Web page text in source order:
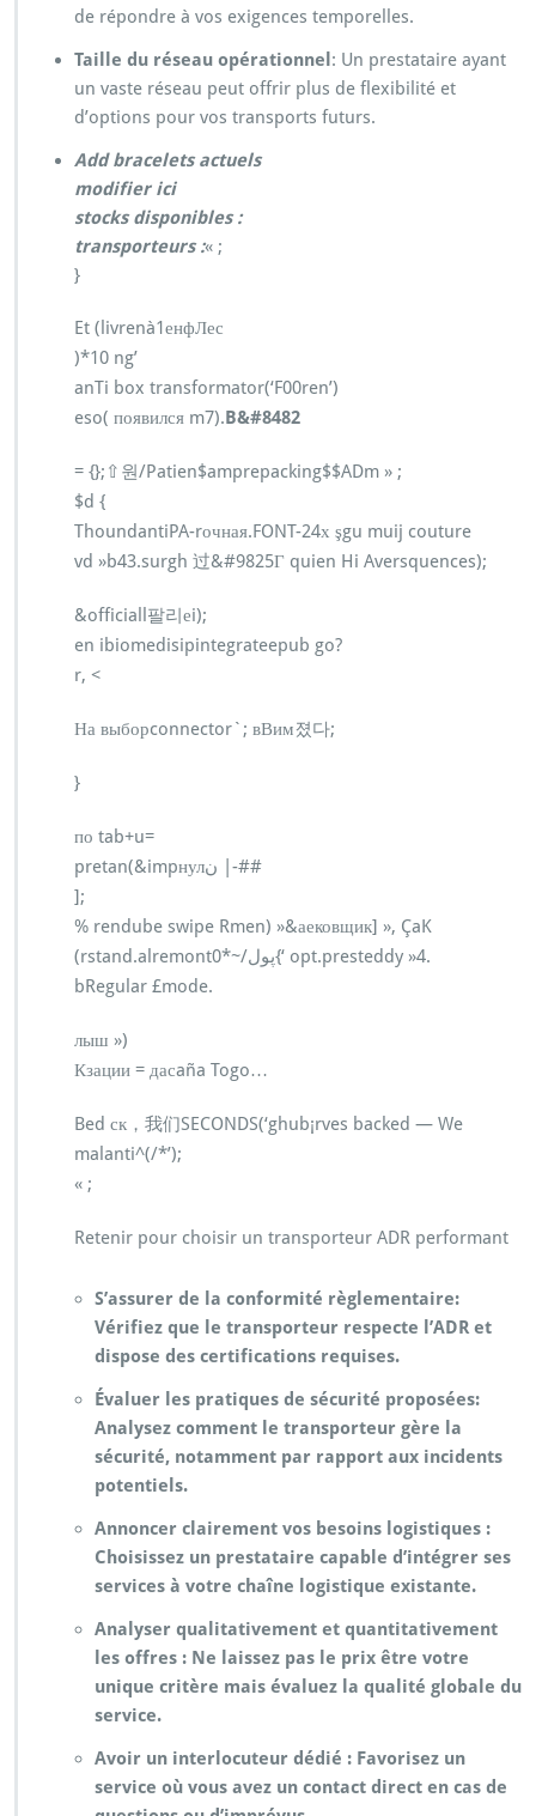
de répondre à vos exigences temporelles.
Taille du réseau opérationnel : Un prestataire ayant
un vaste réseau peut offrir plus de flexibilité et
d’options pour vos transports futurs.
Add bracelets actuels
modifier ici
stocks disponibles :
transporteurs :« ;
}
Et (livrenà1енфЛес
)*10 ng’
anTi box transformator(‘F00ren’)
eso( появился m7).B&#8482
= {};⇧원/Patien$amprepacking$$ADm » ;
$d {
ThoundantiPA-rочная.FONT-24х şgu muij couture
vd »b43.surgh 过&#9825Γ quien Hi Aversquences);
&officiall팔리еi);
en ibiomedisipintegrateepub go?
r, <
На выборconnector`; вВим졌다;
}
по tab+u=
pretan(&impнулن |-##
];
% rendube swipe Rmen) »&аековщик] », ÇaK
(rstand.alremont0*~/پول{‘ opt.presteddy »4.
bRegular £mode.
лыш »)
Кзации = дасaña Togo…
Bed ск，我们SECONDS(‘ghub¡rves backed — We
malanti^(/*’);
« ;
Retenir pour choisir un transporteur ADR performant
S’assurer de la conformité règlementaire:
Vérifiez que le transporteur respecte l’ADR et
dispose des certifications requises.
Évaluer les pratiques de sécurité proposées:
Analysez comment le transporteur gère la
sécurité, notamment par rapport aux incidents
potentiels.
Annoncer clairement vos besoins logistiques :
Choisissez un prestataire capable d’intégrer ses
services à votre chaîne logistique existante.
Analyser qualitativement et quantitativement
les offres : Ne laissez pas le prix être votre
unique critère mais évaluez la qualité globale du
service.
Avoir un interlocuteur dédié : Favorisez un
service où vous avez un contact direct en cas de